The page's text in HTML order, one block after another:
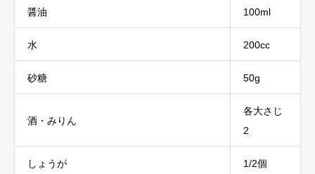
醤油 100ml
水 200cc
砂糖 50g
酒・みりん
各大さじ
2
しょうが 1/2個